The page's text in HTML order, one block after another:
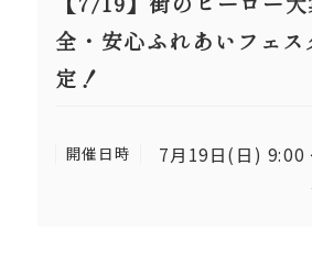
全・安心ふれあいフェス
定！
開催日時 7月19日(日) 9:00